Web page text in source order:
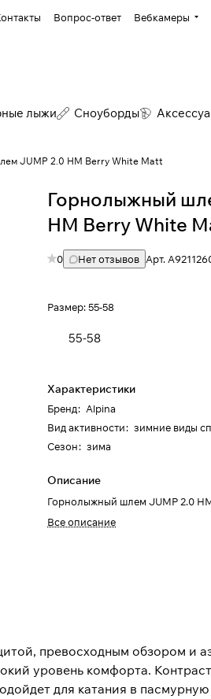
Вопрос-ответ Вебкамеры
лыжи Сноуборды
JUMP 2.0 HM Berry White Matt
Горнолыжный
HM Berry White
0 Нет отзывов Арт.
Размер:55-58
55-58
Характеристики
Бренд: Alpina
Вид активности: зимние виды
Сезон: зима
Описание
Горнолыжный шлем JUMP 2.0
Все описание
превосходным обзором и
уровень комфорта.
для катания в